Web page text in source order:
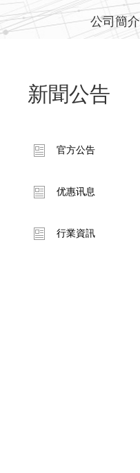
公司簡介
新聞公告
官方公告
优惠讯息
行業資訊